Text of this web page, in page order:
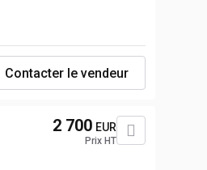
Contacter le vendeur
2 700 EUR
Prix HT